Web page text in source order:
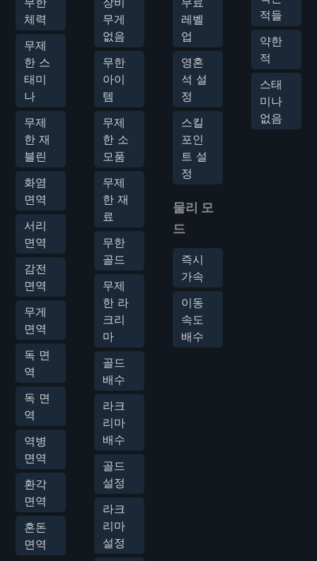
체력
무제
한 스
태미
나
무제
한 재
블린
화염
면역
서리
면역
감전
면역
무게
면역
독 면
역
독 면
역
역병
면역
환각
면역
혼돈
면역
무게
없음
무한
아이
템
무제
한 소
모품
무제
한 재
료
무한
골드
무제
한 라
크리
마
골드
배수
라크
리마
배수
골드
설정
라크
리마
설정
레벨
업
영혼
석 설
정
스킬
포인
트 설
정
물리 모
드
즉시
가속
이동
속도
배수
적들
약한
적
스태
미나
없음